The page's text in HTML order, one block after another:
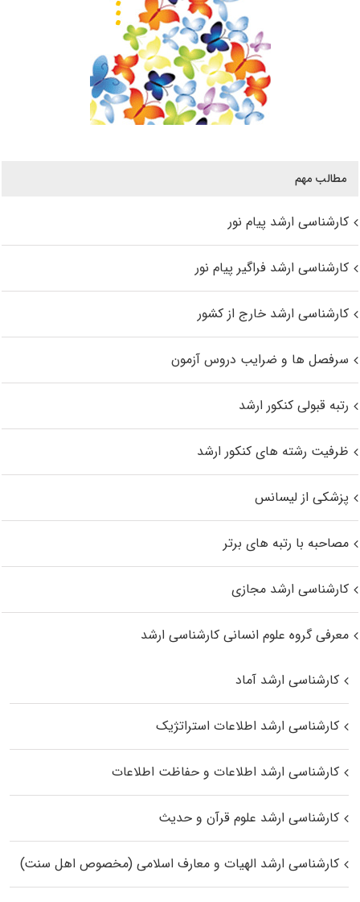
مطالب مهم
کارشناسی ارشد پیام نور
کارشناسی ارشد فراگیر پیام نور
کارشناسی ارشد خارج از کشور
سرفصل ها و ضرایب دروس آزمون
رتبه قبولی کنکور ارشد
ظرفیت رشته های کنکور ارشد
پزشکی از لیسانس
مصاحبه با رتبه های برتر
کارشناسی ارشد مجازی
معرفی گروه علوم انسانی کارشناسی ارشد
کارشناسی ارشد آماد
کارشناسی ارشد اطلاعات استراتژیک
کارشناسی ارشد اطلاعات و حفاظت اطلاعات
کارشناسی ارشد علوم قرآن و حدیث
کارشناسی ارشد الهیات و معارف اسلامی (مخصوص اهل سنت)